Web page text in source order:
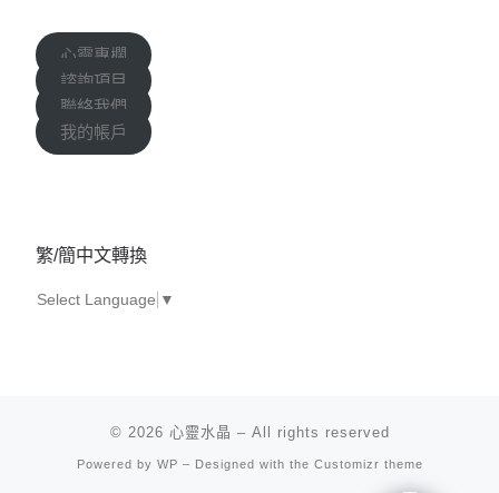
心靈專欄
諮詢項目
聯絡我們
我的帳戶
繁/簡中文轉換
Select Language ▼
© 2026 心靈水晶 – All rights reserved
Powered by WP – Designed with the Customizr theme